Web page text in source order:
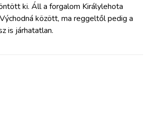
ki. Áll a forgalom Királylehota
között, ma reggeltől pedig a
is járhatatlan.